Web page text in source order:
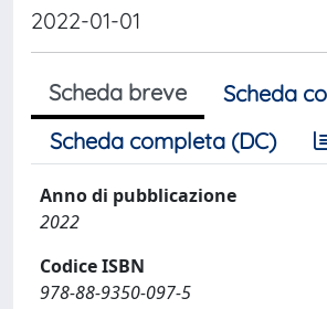
2022-01-01
Scheda breve
Scheda
Scheda completa (DC)
Anno di pubblicazione
2022
Codice ISBN
978-88-9350-097-5